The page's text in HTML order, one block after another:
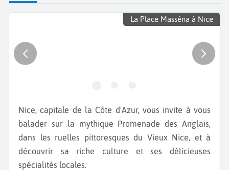
La Place Masséna à Nice
Nice, capitale de la Côte d'Azur, vous invite à vous
balader sur la mythique Promenade des Anglais,
dans les ruelles pittoresques du Vieux Nice, et à
découvrir sa riche culture et ses délicieuses
spécialités locales.